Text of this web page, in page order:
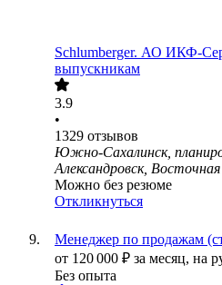
Schlumberger. АО ИКФ-
выпускникам
3.9
•
1329 отзывов
Южно-Сахалинск,
Александровск,
Можно без резюме
Откликнуться
Менеджер по продажам
от 120 000 ₽ за месяц, на
Без опыта